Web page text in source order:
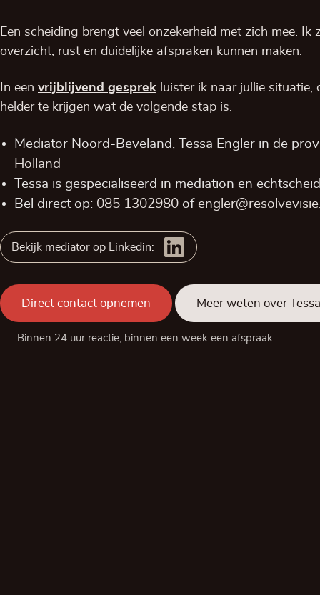
Een scheiding brengt veel onzekerheid met zich mee.
overzicht, rust en duidelijke afspraken kunnen maken.
In een vrijblijvend gesprek luister ik naar jullie situatie,
helder te krijgen wat de volgende stap is.
Mediator Noord-Beveland, Tessa Engler in de
Holland
Tessa is gespecialiseerd in mediation en
Bel direct op: 085 1302980 of
Bekijk mediator op Linkedin:
Direct contact opnemen Meer weten over
Binnen 24 uur reactie, binnen een week een afspraak